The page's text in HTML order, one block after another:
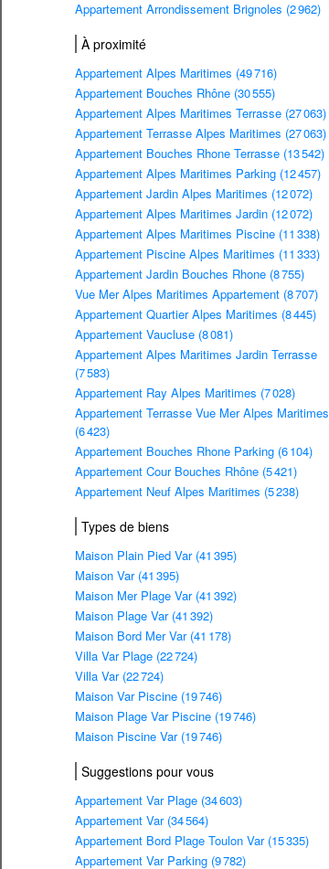
Appartement Arrondissement Brignoles (2 962)
À proximité
Appartement Alpes Maritimes (49 716)
Appartement Bouches Rhône (30 555)
Appartement Alpes Maritimes Terrasse (27 063)
Appartement Terrasse Alpes Maritimes (27 063)
Appartement Bouches Rhone Terrasse (13 542)
Appartement Alpes Maritimes Parking (12 457)
Appartement Jardin Alpes Maritimes (12 072)
Appartement Alpes Maritimes Jardin (12 072)
Appartement Alpes Maritimes Piscine (11 338)
Appartement Piscine Alpes Maritimes (11 333)
Appartement Jardin Bouches Rhone (8 755)
Vue Mer Alpes Maritimes Appartement (8 707)
Appartement Quartier Alpes Maritimes (8 445)
Appartement Vaucluse (8 081)
Appartement Alpes Maritimes Jardin Terrasse
(7 583)
Appartement Ray Alpes Maritimes (7 028)
Appartement Terrasse Vue Mer Alpes Maritimes
(6 423)
Appartement Bouches Rhone Parking (6 104)
Appartement Cour Bouches Rhône (5 421)
Appartement Neuf Alpes Maritimes (5 238)
Types de biens
Maison Plain Pied Var (41 395)
Maison Var (41 395)
Maison Mer Plage Var (41 392)
Maison Plage Var (41 392)
Maison Bord Mer Var (41 178)
Villa Var Plage (22 724)
Villa Var (22 724)
Maison Var Piscine (19 746)
Maison Plage Var Piscine (19 746)
Maison Piscine Var (19 746)
Suggestions pour vous
Appartement Var Plage (34 603)
Appartement Var (34 564)
Appartement Bord Plage Toulon Var (15 335)
Appartement Var Parking (9 782)